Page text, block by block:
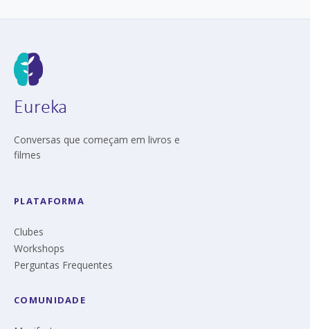
Eureka
Conversas que começam em livros e
filmes
PLATAFORMA
Clubes
Workshops
Perguntas Frequentes
COMUNIDADE